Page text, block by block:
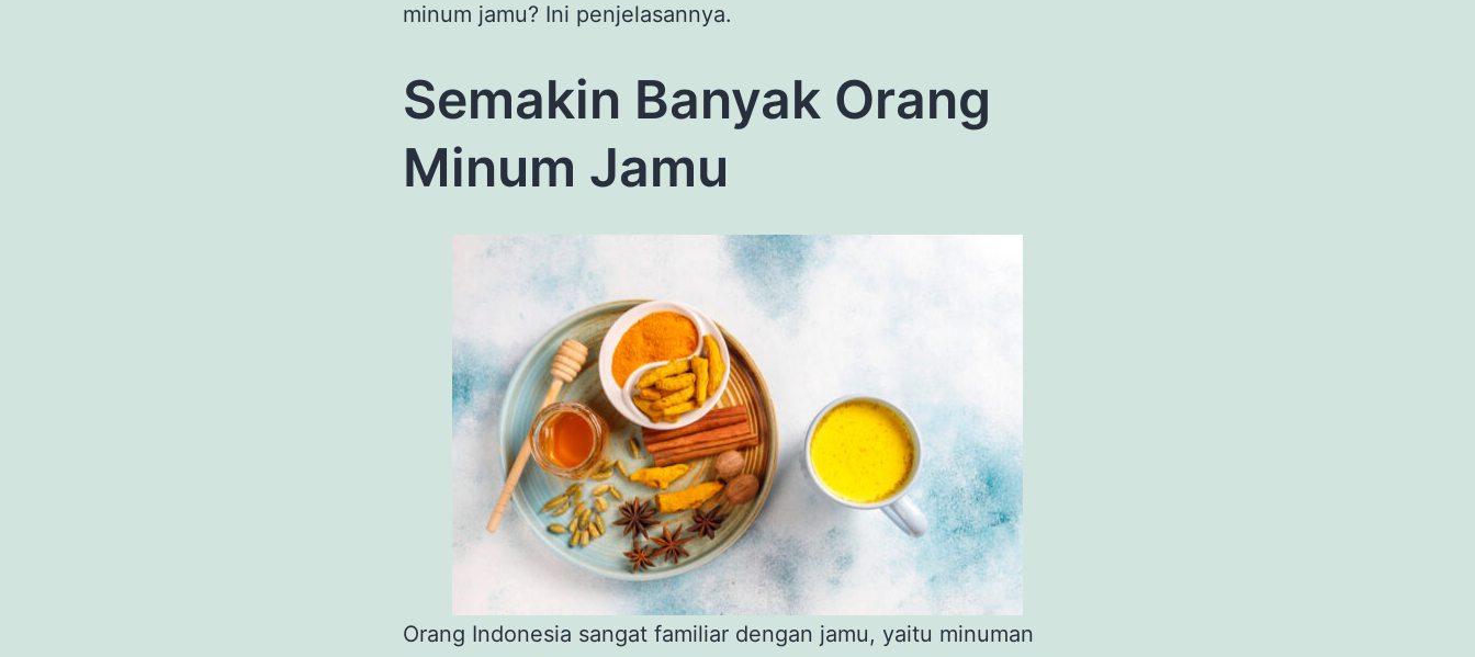
minum jamu? Ini penjelasannya.
Semakin Banyak Orang
Minum Jamu
Orang Indonesia sangat familiar dengan jamu, yaitu minuman